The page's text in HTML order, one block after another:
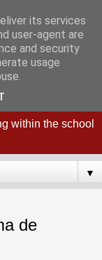
Viana
within the school
▼
de
its services
user-agent are
and security
usage